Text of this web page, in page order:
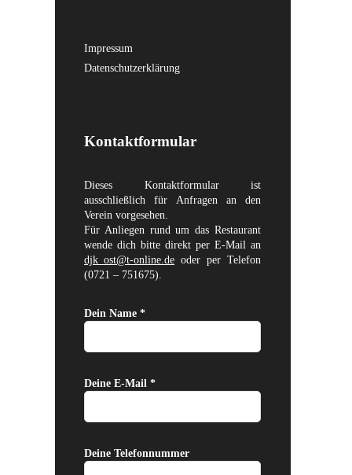
Impressum
Datenschutzerklärung
Kontaktformular
Dieses Kontaktformular ist
ausschließlich für Anfragen an den
Verein vorgesehen.
Für Anliegen rund um das Restaurant
wende dich bitte direkt per E-Mail an
djk_ost@t-online.de oder per Telefon
(0721 – 751675).
Dein Name *
Deine E-Mail *
Deine Telefonnummer